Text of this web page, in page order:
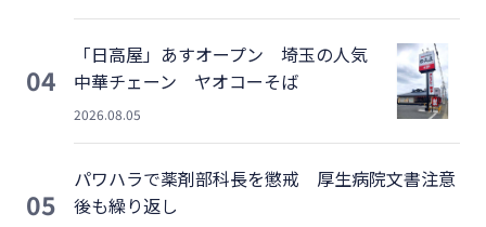
04
「日高屋」あすオープン 埼玉の人気
中華チェーン ヤオコーそば
2026.08.05
05
パワハラで薬剤部科長を懲戒 厚生病院文書注意
後も繰り返し